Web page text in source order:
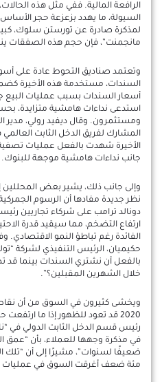
الرافعة المالية. ففي مثل هذه
السيولة، ما يهدد بزعزعة حجر
لمذكرة صادرة عن تورستن سلوك، كبير
مانجمنت”، فإن حجم هذه الصفقات يناهز حاليًا 800
وتعتمد صناديق التحوط عادة على
السندات، مستخدمة هذه الأخيرة
أسعار السندات بسبب عمليات البيع
استدعى نداءات هامشية متزايدة،
ومستثمرون. وقال ديفيد رولي، مدير
المشارك لفريق الدخل الثابت العالمي
الأخيرة شهدت بالفعل عمليات
جانب نداءات هامشية موجهة للبنوك.
وإلى جانب ذلك، يشير بعض المحللين
نظر جديدة مفادها أن الرسوم
دونالد ترامب على شركاء تجاريين
ارتفاع التضخم، مما سيقيد قدرة
الفائدة رغم تباطؤ النمو
حكيميان، الرئيس التنفيذي لشركة
خلال الشهرين المقبلين؟”.
ويخشى كثيرون في السوق من أن
2020 قد تعود للظهور إذا ما ارتفعت
رئيس قسم الدخل الثابت الدولي في
في مذكرة وجهها للعملاء، بأن “عمق
ضعيفًا لسنوات”، مشيرًا إلى أن “تلك
مئة ضعف أغرقت السوق في عمليات